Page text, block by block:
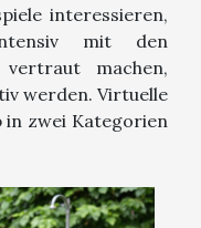
interessieren,
mit den
vertraut machen,
werden. Virtuelle
in zwei Kategorien